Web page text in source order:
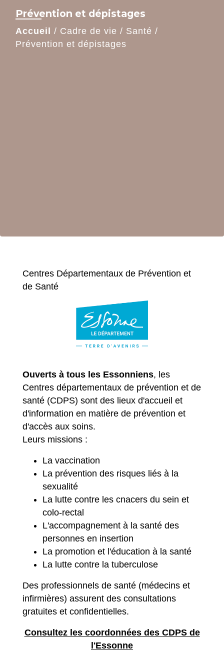
Prévention et dépistages
Accueil / Cadre de vie / Santé /
Prévention et dépistages
Centres Départementaux de Prévention et
de Santé
Ouverts à tous les Essonniens, les
Centres départementaux de prévention et de
santé (CDPS) sont des lieux d'accueil et
d'information en matière de prévention et
d'accès aux soins.
Leurs missions :
La vaccination
La prévention des risques liés à la
sexualité
La lutte contre les cnacers du sein et
colo-rectal
L'accompagnement à la santé des
personnes en insertion
La promotion et l'éducation à la santé
La lutte contre la tuberculose
Des professionnels de santé (médecins et
infirmières) assurent des consultations
gratuites et confidentielles.
Consultez les coordonnées des CDPS de
l'Essonne